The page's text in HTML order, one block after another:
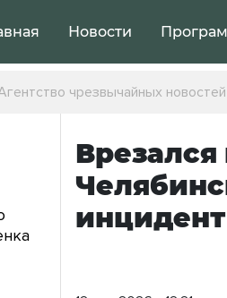
Новости
чрезвычайных новостей
инцидент